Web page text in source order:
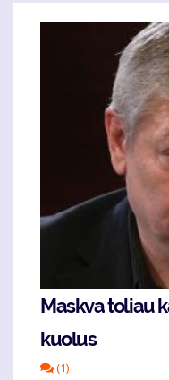
Maskva toliau
kuolus
(1)